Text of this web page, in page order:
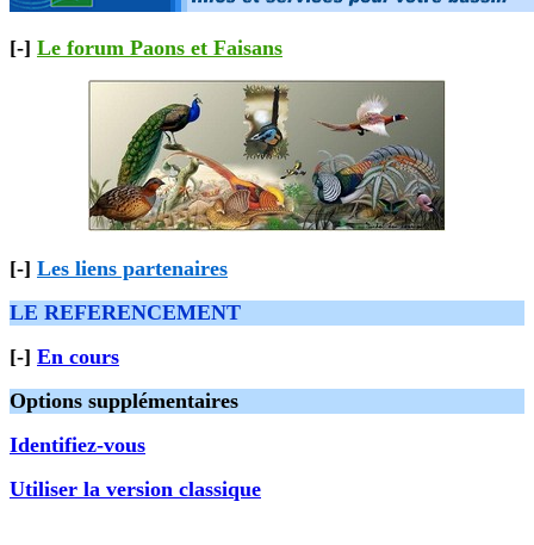
[-] Le forum Paons et Faisans
[-] Les liens partenaires
LE REFERENCEMENT
[-] En cours
Options supplémentaires
Identifiez-vous
Utiliser la version classique